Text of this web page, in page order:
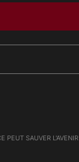
PEUT SAUVER L'AVENIR